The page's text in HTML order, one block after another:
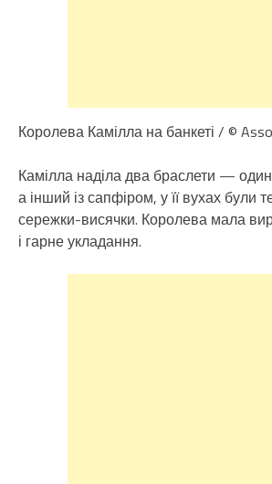
Королева Камілла на банкеті / ©
Камілла наділа два браслети — один
а інший із сапфіром, у її вухах були
сережки-висячки. Королева мала
і гарне укладання.